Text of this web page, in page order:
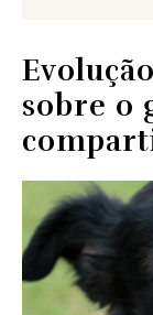
sobre o